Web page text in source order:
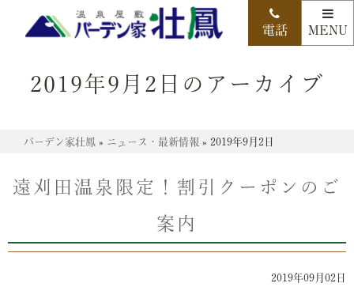
2019年9月2日のアーカイブ
バーデン家壮鳳 » ニュース・最新情報 » 2019年9月2日
遠刈田温泉限定！割引クーポンのご
案内
2019年09月02日